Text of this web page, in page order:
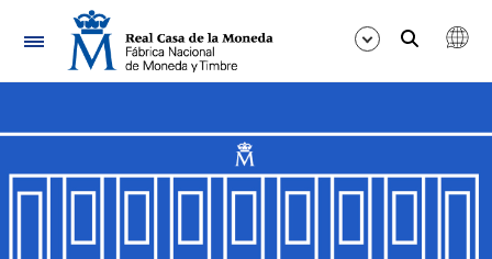
Navigation
Show/Hide